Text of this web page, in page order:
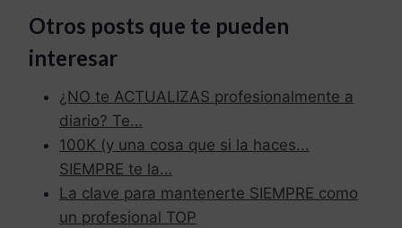
Otros posts que te pueden
interesar
¿NO te ACTUALIZAS profesionalmente a
diario? Te…
100K (y una cosa que si la haces...
SIEMPRE te la…
La clave para mantenerte SIEMPRE como
un profesional TOP